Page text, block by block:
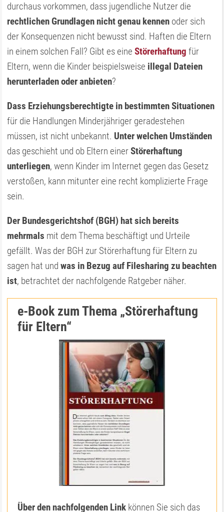
durchaus vorkommen, dass jugendliche Nutzer die
rechtlichen Grundlagen nicht genau kennen oder sich
der Konsequenzen nicht bewusst sind. Haften die Eltern
in einem solchen Fall? Gibt es eineStörerhaftung für
Eltern, wenn die Kinder beispielsweise illegal Dateien
herunterladen oder anbieten?
Dass Erziehungsberechtigte in bestimmten Situationen
für die Handlungen Minderjähriger geradestehen
müssen, ist nicht unbekannt. Unter welchen Umständen
das geschieht und ob Eltern einerStörerhaftung
unterliegen, wenn Kinder im Internet gegen das Gesetz
verstoßen, kann mitunter eine recht komplizierte Frage
sein.
Der Bundesgerichtshof (BGH) hat sich bereits
mehrmals mit dem Thema beschäftigt und Urteile
gefällt. Was der BGH zur Störerhaftung für Eltern zu
sagen hat undwas in Bezug auf Filesharing zu beachten
ist, betrachtet der nachfolgende Ratgeber näher.
e-Book zum Thema „Störerhaftung
für Eltern“
Über den nachfolgenden Link können Sie sich das